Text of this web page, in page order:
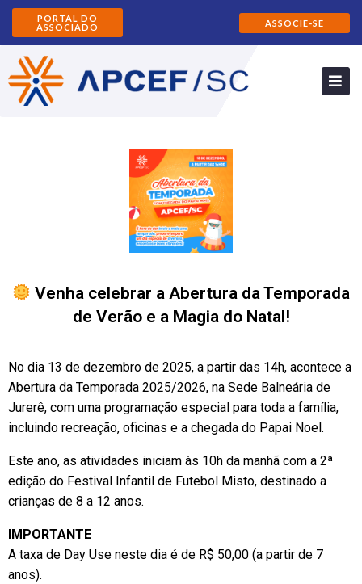
PORTAL DO
ASSOCIADO
ASSOCIE-SE
Venha celebrar a Abertura da Temporada
de Verão e a Magia do Natal!
No dia 13 de dezembro de 2025, a partir das 14h, acontece a
Abertura da Temporada 2025/2026, na Sede Balneária de
Jurerê, com uma programação especial para toda a família,
incluindo recreação, oficinas e a chegada do Papai Noel.
Este ano, as atividades iniciam às 10h da manhã com a 2ª
edição do Festival Infantil de Futebol Misto, destinado a
crianças de 8 a 12 anos.
IMPORTANTE
A taxa de Day Use neste dia é de R$ 50,00 (a partir de 7
anos).